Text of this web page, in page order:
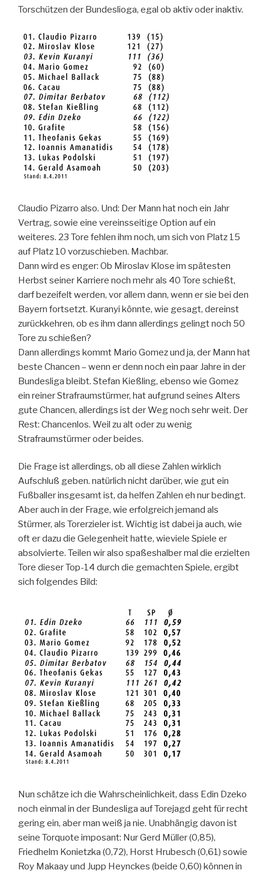
Torschützen der Bundeslioga, egal ob aktiv oder inaktiv.
Claudio Pizarro also. Und: Der Mann hat noch ein Jahr
Vertrag, sowie eine vereinsseitige Option auf ein
weiteres. 23 Tore fehlen ihm noch, um sich von Platz 15
auf Platz 10 vorzuschieben. Machbar.
Dann wird es enger: Ob Miroslav Klose im spätesten
Herbst seiner Karriere noch mehr als 40 Tore schießt,
darf bezeifelt werden, vor allem dann, wenn er sie bei den
Bayern fortsetzt. Kuranyi könnte, wie gesagt, dereinst
zurückkehren, ob es ihm dann allerdings gelingt noch 50
Tore zu schießen?
Dann allerdings kommt Mario Gomez und ja, der Mann hat
beste Chancen – wenn er denn noch ein paar Jahre in der
Bundesliga bleibt. Stefan Kießling, ebenso wie Gomez
ein reiner Strafraumstürmer, hat aufgrund seines Alters
gute Chancen, allerdings ist der Weg noch sehr weit. Der
Rest: Chancenlos. Weil zu alt oder zu wenig
Strafraumstürmer oder beides.
Die Frage ist allerdings, ob all diese Zahlen wirklich
Aufschluß geben. natürlich nicht darüber, wie gut ein
Fußballer insgesamt ist, da helfen Zahlen eh nur bedingt.
Aber auch in der Frage, wie erfolgreich jemand als
Stürmer, als Torerzieler ist. Wichtig ist dabei ja auch, wie
oft er dazu die Gelegenheit hatte, wieviele Spiele er
absolvierte. Teilen wir also spaßeshalber mal die erzielten
Tore dieser Top-14 durch die gemachten Spiele, ergibt
sich folgendes Bild:
Nun schätze ich die Wahrscheinlichkeit, dass Edin Dzeko
noch einmal in der Bundesliga auf Torejagd geht für recht
gering ein, aber man weiß ja nie. Unabhängig davon ist
seine Torquote imposant: Nur Gerd Müller (0,85),
Friedhelm Konietzka (0,72), Horst Hrubesch (0,61) sowie
Roy Makaay und Jupp Heynckes (beide 0,60) können in